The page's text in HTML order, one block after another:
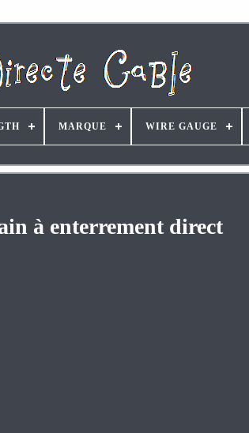
MARQUE WIRE GAUGE
à enterrement direct